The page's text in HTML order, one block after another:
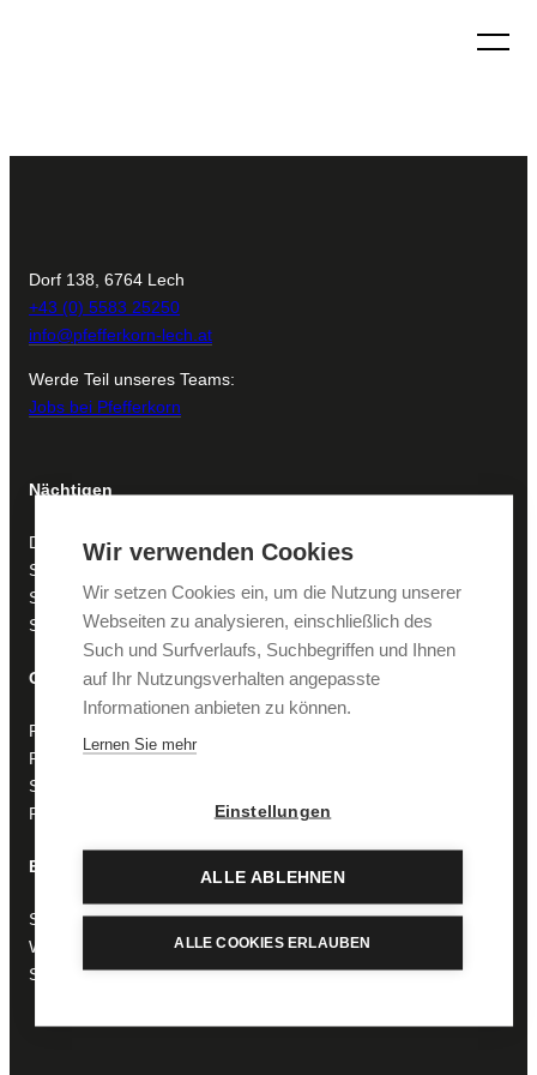
Dorf 138, 6764 Lech
+43 (0) 5583 25250
info@pfefferkorn-lech.at
Werde Teil unseres Teams:
Jobs bei Pfefferkorn
Nächtigen
Deluxe double rooms
Studio
Suites
Single rooms & double rooms
Genießen
Pfeffermühle
Pfefferkörndl
Ski lounge
Pfeffermühle à la carte
Entdecken
Skiing
Wellness & Spa
Shopping
Wir verwenden Cookies
Wir setzen Cookies ein, um die Nutzung unserer
Webseiten zu analysieren, einschließlich des
Such und Surfverlaufs, Suchbegriffen und Ihnen
auf Ihr Nutzungsverhalten angepasste
Informationen anbieten zu können.
Lernen Sie mehr
Einstellungen
ALLE ABLEHNEN
ALLE COOKIES ERLAUBEN